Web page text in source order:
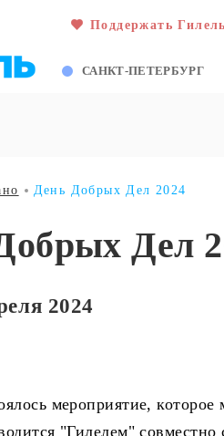
Поддержать Гилель
САНКТ-ПЕТЕРБУРГ
День Добрых Дел 2024
Дел
2024
мероприятие,
"Гилелем"